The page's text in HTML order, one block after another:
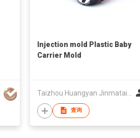
Injection mold Plastic Baby
Carrier Mold
查询